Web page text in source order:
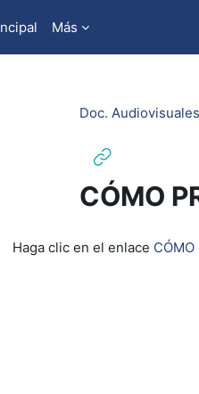
Más
Doc.
CÓMO
Haga clic en el enlace CÓMO